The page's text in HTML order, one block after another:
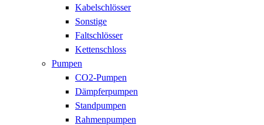
Kabelschlösser
Sonstige
Faltschlösser
Kettenschloss
Pumpen
CO2-Pumpen
Dämpferpumpen
Standpumpen
Rahmenpumpen